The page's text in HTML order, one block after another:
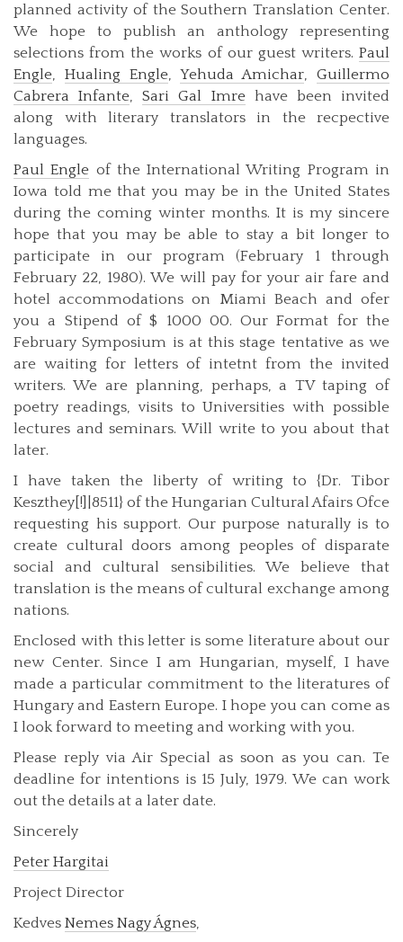
planned activity of the Southern Translation Center.
We hope to publish an anthology representing
selections from the works of our guest writers. Paul
Engle, Hualing Engle, Yehuda Amichar, Guillermo
Cabrera Infante,Sari Gal Imrehave been invited
along with literary translators in the recpective
languages.
Paul Engle of the International Writing Program in
Iowa told me that you may be in the United States
during the coming winter months. It is my sincere
hope that you may be able to stay a bit longer to
participate in our program (February 1 through
February 22, 1980). We will pay for your air fare and
hotel accommodations on Miami Beach and ofer
you a Stipend of $ 1000 00. Our Format for the
February Symposium is at this stage tentative as we
are waiting for letters of intetnt from the invited
writers. We are planning, perhaps, a TV taping of
poetry readings, visits to Universities with possible
lectures and seminars. Will write to you about that
later.
I have taken the liberty of writing to {Dr. Tibor
Keszthey[!]|8511} of the Hungarian Cultural Afairs Ofce
requesting his support. Our purpose naturally is to
create cultural doors among peoples of disparate
social and cultural sensibilities. We believe that
translation is the means of cultural exchange among
nations.
Enclosed with this letter is some literature about our
new Center. Since I am Hungarian, myself, I have
made a particular commitment to the literatures of
Hungary and Eastern Europe. I hope you can come as
I look forward to meeting and working with you.
Please reply via Air Special as soon as you can. Te
deadline for intentions is 15 July, 1979. We can work
out the details at a later date.
Sincerely
Peter Hargitai
Project Director
Kedves Nemes Nagy Ágnes,